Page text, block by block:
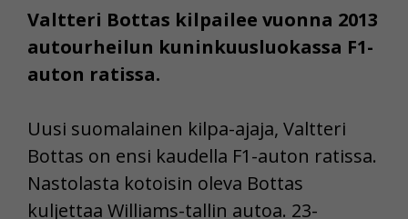
Valtteri Bottas kilpailee vuonna 2013
autourheilun kuninkuusluokassa F1-
auton ratissa.
Uusi suomalainen kilpa-ajaja, Valtteri
Bottas on ensi kaudella F1-auton ratissa.
Nastolasta kotoisin oleva Bottas
kuljettaa Williams-tallin autoa. 23-